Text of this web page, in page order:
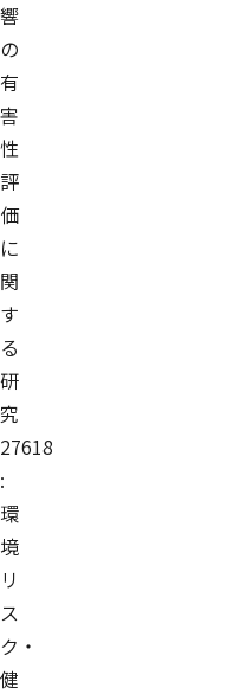
響
の
有
害
性
評
価
に
関
す
る
研
究
27618
:
環
境
リ
ス
ク・
健